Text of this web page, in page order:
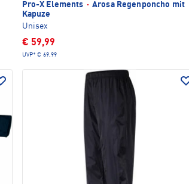
Pro-X Elements · Arosa Regenponcho mit
Kapuze
Unisex
€ 59,99
UVP* € 69,99